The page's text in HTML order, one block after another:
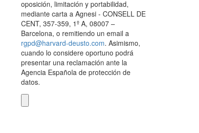
oposición, limitación y portabilidad,
mediante carta a Agnesi - CONSELL DE
CENT, 357-359, 1º A, 08007 –
Barcelona, o remitiendo un email a
rgpd@harvard-deusto.com. Asimismo,
cuando lo considere oportuno podrá
presentar una reclamación ante la
Agencia Española de protección de
datos.